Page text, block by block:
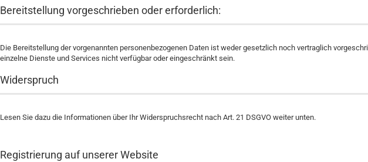
Bereitstellung vorgeschrieben oder erforderlich:
Die Bereitstellung der vorgenannten personenbezogenen Daten ist weder gesetzlich noch vertraglich
einzelne Dienste und Services nicht verfügbar oder eingeschränkt sein.
Widerspruch
Lesen Sie dazu die Informationen über Ihr Widerspruchsrecht nach Art. 21 DSGVO weiter unten.
Registrierung auf unserer Website